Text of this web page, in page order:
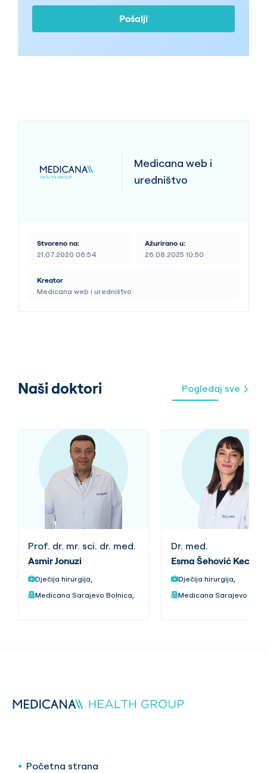
poziva i sličnih aktivnosti. Slažem se da mi
šalju komercijalne elektronske poruke
poput: poziva, SMS, e-mailova, a sve u
aktivnosti
Pošalji
Medicana web i
uredništvo
Stvoreno na:
21.07.2020 06:54
Ažurirano u:
26.08.2025 10:50
Kreator
Medicana web i uredništvo
Naši doktori Pogledaj sve
Prof. dr. mr. sci. dr. med.
Asmir Jonuzi
Dječija hirurgija,
Medicana Sarajevo Bolnica,
Dr. med.
Esma Šehović Kecik
Dječija hirurgija,
Medicana Sarajevo
Početna strana